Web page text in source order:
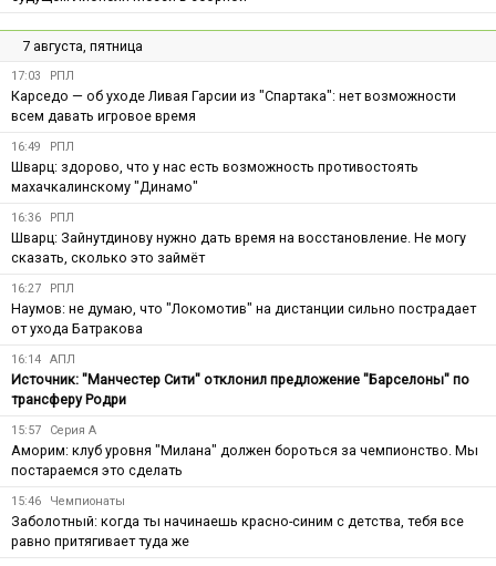
7 августа, пятница
17:03 РПЛ
Карседо — об уходе Ливая Гарсии из "Спартака": нет возможности
всем давать игровое время
16:49 РПЛ
Шварц: здорово, что у нас есть возможность противостоять
махачкалинскому "Динамо"
16:36 РПЛ
Шварц: Зайнутдинову нужно дать время на восстановление. Не могу
сказать, сколько это займёт
16:27 РПЛ
Наумов: не думаю, что "Локомотив" на дистанции сильно пострадает
от ухода Батракова
16:14 АПЛ
Источник: "Манчестер Сити" отклонил предложение "Барселоны" по
трансферу Родри
15:57 Серия А
Аморим: клуб уровня "Милана" должен бороться за чемпионство. Мы
постараемся это сделать
15:46 Чемпионаты
Заболотный: когда ты начинаешь красно-синим с детства, тебя все
равно притягивает туда же